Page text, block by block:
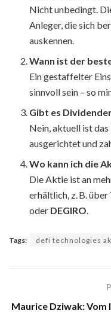
Nicht unbedingt.
Anleger, die sich
auskennen.
Wann ist der
Ein gestaffelter
sinnvoll sein – so
Gibt es
Nein, aktuell ist
ausgerichtet und
Wo kann ich die
Die Aktie ist an
erhältlich, z. B. über
oder DEGIRO.
Tags: defi technologies
Maurice Dziwak: Vom